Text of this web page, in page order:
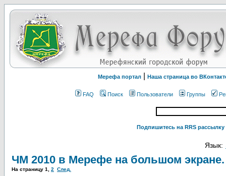
Мерефа портал Наша страница во
FAQ Поиск Пользователи Группы
Подпишитесь на RRS
Язык:
ЧМ 2010 в Мерефе на большом экране.
На страницу 1 2 След.